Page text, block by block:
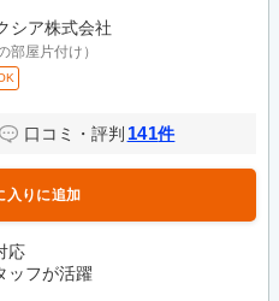
シア株式会社
部屋片付け）
口コミ・評判 141件
入りに追加
応
ッフが活躍